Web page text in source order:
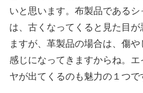
いと思います。布製品である
は、古くなってくると見た目
ますが、革製品の場合は、傷
感じになってきますからね。
ヤが出てくるのも魅力の１つで